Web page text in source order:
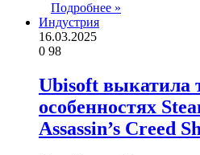
Подробнее »
Индустрия
16.03.2025
0 98
Ubisoft выкатила
особенностях
Assassin’s Creed